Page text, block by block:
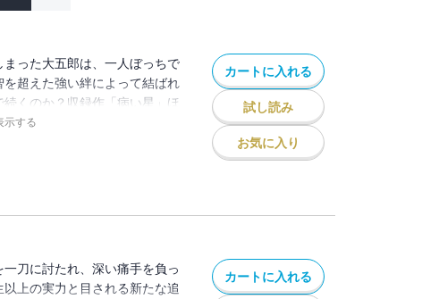
った大五郎は、一人ぼっちで
超えた強い絆によって結ばれ
くのか？収録作「病い星」ほ
名もいらず生命（いのち）も
示する
カートに入れる
試し読み
お気に入り
刀に討たれ、深い痛手を負っ
上の実力と目される新たな追
カートに入れる